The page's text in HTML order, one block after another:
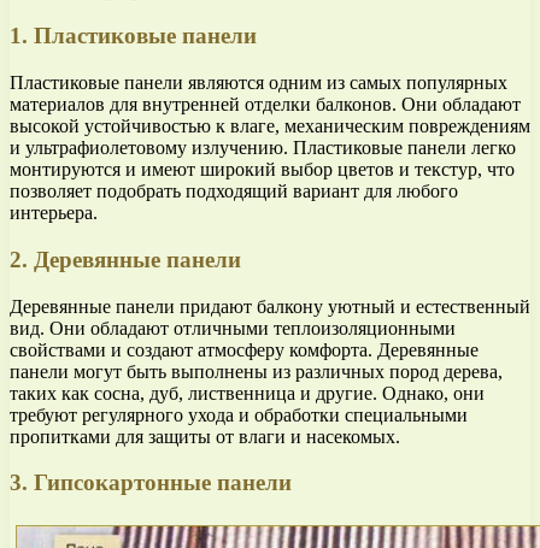
1. Пластиковые панели
Пластиковые панели являются одним из самых популярных
материалов для внутренней отделки балконов. Они обладают
высокой устойчивостью к влаге, механическим повреждениям
и ультрафиолетовому излучению. Пластиковые панели легко
монтируются и имеют широкий выбор цветов и текстур, что
позволяет подобрать подходящий вариант для любого
интерьера.
2. Деревянные панели
Деревянные панели придают балкону уютный и естественный
вид. Они обладают отличными теплоизоляционными
свойствами и создают атмосферу комфорта. Деревянные
панели могут быть выполнены из различных пород дерева,
таких как сосна, дуб, лиственница и другие. Однако, они
требуют регулярного ухода и обработки специальными
пропитками для защиты от влаги и насекомых.
3. Гипсокартонные панели